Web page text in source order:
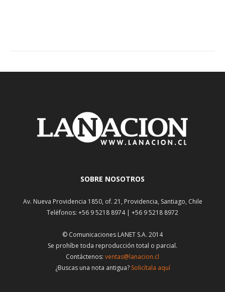
SOBRE NOSOTROS
Av. Nueva Providencia 1850, of. 21, Providencia, Santiago, Chile
Teléfonos: +56 9 5218 8974 | +56 9 5218 8972
© Comunicaciones LANET S.A. 2014
Se prohíbe toda reproducción total o parcial.
Contáctenos: ventas@lanacion.cl
¿Buscas una nota antigua? Solicítala aquí